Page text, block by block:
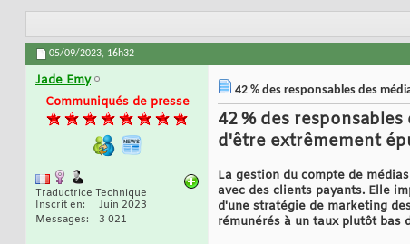
05/09/2023, 16h32
Jade Emy
Communiqués de presse
Traductrice Technique
Inscrit en
Juin 2023
Messages
3 021
42 % des responsables des
42 % des
d'être extrêmement
La gestion du compte de
avec des clients payants. Elle
d'une stratégie de marketing
rémunérés à un taux plutôt bas